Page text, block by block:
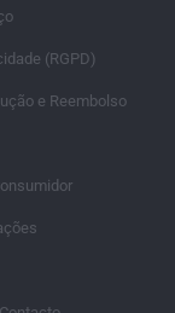
(RGPD)
e Reembolso